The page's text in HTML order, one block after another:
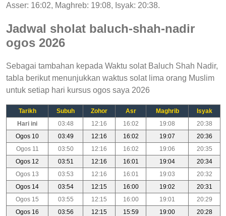
Asser: 16:02, Maghreb: 19:08, Isyak: 20:38.
Jadwal sholat baluch-shah-nadir
ogos 2026
Sebagai tambahan kepada Waktu solat Baluch Shah Nadir,
tabla berikut menunjukkan waktus solat lima orang Muslim
untuk setiap hari kursus ogos saya 2026
Tarikh Subuh Zohor Asr Maghrib
Isyak
Hari ini
03:48 12:16 16:02 19:08
20:38
Ogos 10
03:49 12:16 16:02 19:07
20:36
Ogos 11
03:50 12:16 16:02 19:06
20:35
Ogos 12
03:51 12:16 16:01 19:04
20:34
Ogos 13
03:53 12:16 16:01 19:03
20:32
Ogos 14
03:54 12:15 16:00 19:02
20:31
Ogos 15
03:55 12:15 16:00 19:01
20:29
Ogos 16
03:56 12:15 15:59 19:00
20:28